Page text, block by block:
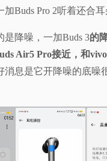
Buds Pro 2听着还合耳
降噪，一加Buds 3的
Air5 Pro接近，和
消息是它开降噪的底噪